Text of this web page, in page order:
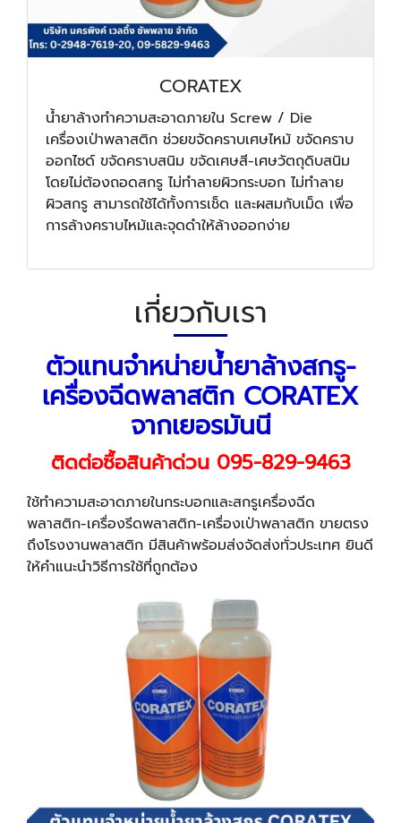
CORATEX
น้ำยาล้างทำความสะอาดภายใน Screw / Die
เครื่องเป่าพลาสติก ช่วยขจัดคราบเศษไหม้ ขจัดคราบ
ออกไซด์ ขจัดคราบสนิม ขจัดเศษสี-เศษวัตถุดิบสนิม
โดยไม่ต้องถอดสกรู ไม่ทำลายผิวกระบอก ไม่ทำลาย
ผิวสกรู สามารถใช้ได้ทั้งการเช็ด และผสมกับเม็ด เพื่อ
การล้างคราบไหม้และจุดดำให้ล้างออกง่าย
เกี่ยวกับเรา
ตัวแทนจำหน่ายน้ำยาล้างสกรู-
เครื่องฉีดพลาสติก CORATEX
จากเยอรมันนี
ติดต่อซื้อสินค้าด่วน 095-829-9463
ใช้ทำความสะอาดภายในกระบอกและสกรูเครื่องฉีด
พลาสติก-เครื่องรีดพลาสติก-เครื่องเป่าพลาสติก ขายตรง
ถึงโรงงานพลาสติก มีสินค้าพร้อมส่งจัดส่งทั่วประเทศ ยินดี
ให้คำแนะนำวิธีการใช้ที่ถูกต้อง